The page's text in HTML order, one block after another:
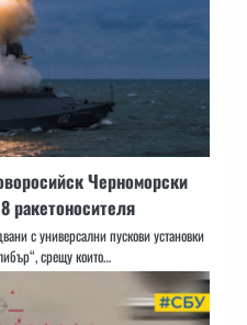
Черноморски
ракетоносителя
с универсални пускови установки
срещу които…